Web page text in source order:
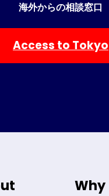
海外からの相談窓口
Access to Tokyo
Why